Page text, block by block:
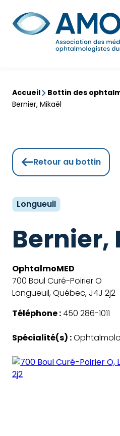
contenu
Rechercher
Accueil
Bottin des
Bernier, Mikaël
Retour au bottin
Longueuil
Bernier,
OphtalmoMED
700 Boul Curé-Poirier O
Longueuil, Québec, J4J 2j2
Téléphone :450 286-1011
Spécialité(s) :